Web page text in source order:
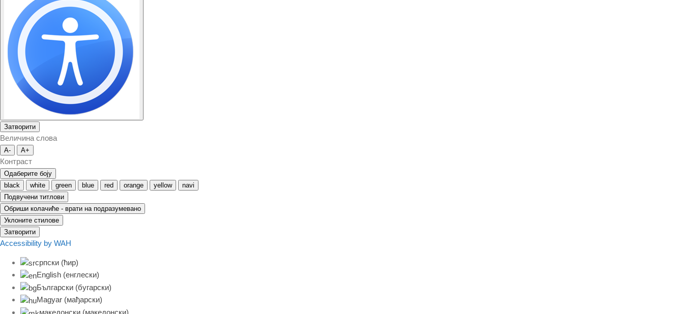
Затворити
Величина слова
A- A+
Контраст
Одаберите боју
black
white green blue red orange yellow
navi
Подвучени титлови
Обриши колачиће - врати на подразумевано
Уклоните стилове
Затворити
Accessibility by WAH
српски (ћир)
English (енглески)
Български (бугарски)
Magyar (мађарски)
македонски (македонски)